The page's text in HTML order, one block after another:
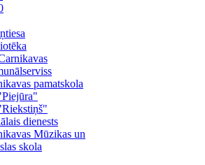
pamatskola
dienests
Mūzikas un
skola